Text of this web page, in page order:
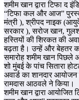
शमीम खान द्वारा टिफा द
“टिफा कल और आज”
मंत्री ), श्रीपद नाइक
सरकार ), सरोज खान,
हस्तियों की शिरकत की
बढ़ता है। उन्हें और बेहतर
समारोह शमीम खान पिछले
शो मुंबई के पांच सितारा
अवार्ड का शानदार
रामदास आठवले ने किया।
शमीम खान द्वारा